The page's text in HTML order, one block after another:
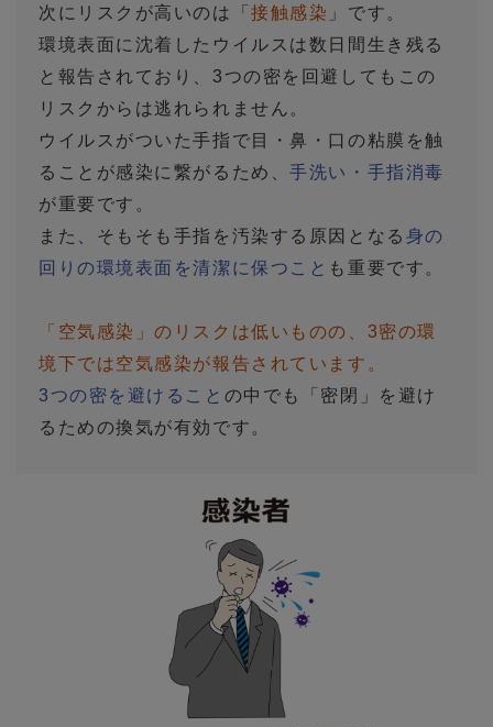
次にリスクが高いのは「接触感染 」です。
環境表面に沈着したウイルスは数日間生き残る
と報告されており、3つの密を回避してもこの
リスクからは逃れられません。
ウイルスがついた手指で目・鼻・口の粘膜を触
ることが感染に繋がるため、手洗い・手指消毒
が重要です。
また、そもそも手指を汚染する原因となる 身の
回りの環境表面を清潔に保つこと も重要です。
「空気感染」のリスクは低いものの、3密の環
境下では空気感染が報告されています。
3つの密を避けること の中でも「密閉」を避け
るための換気が有効です。